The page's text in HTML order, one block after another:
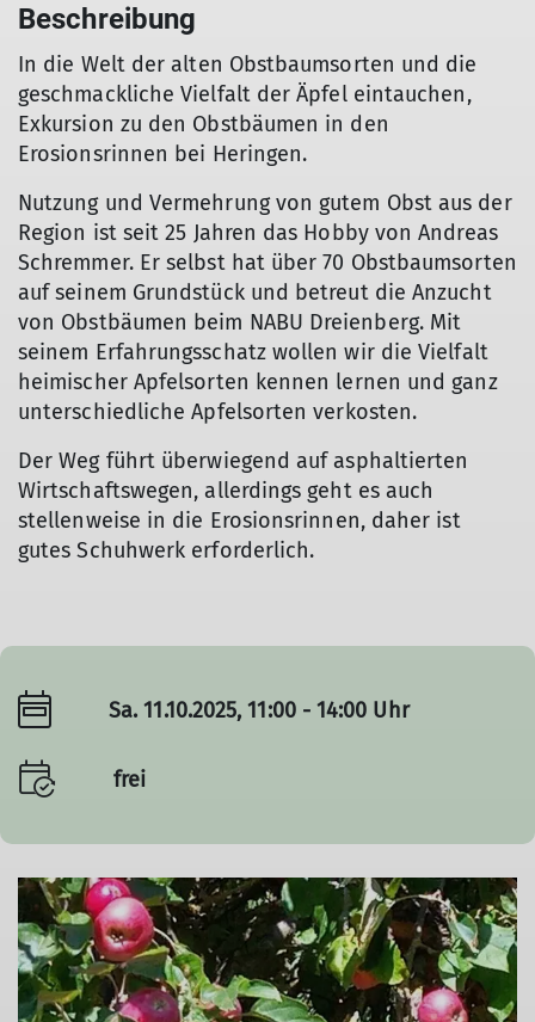
Beschreibung
In die Welt der alten Obstbaumsorten und die
geschmackliche Vielfalt der Äpfel eintauchen,
Exkursion zu den Obstbäumen in den
Erosionsrinnen bei Heringen.
Nutzung und Vermehrung von gutem Obst aus der
Region ist seit 25 Jahren das Hobby von Andreas
Schremmer. Er selbst hat über 70 Obstbaumsorten
auf seinem Grundstück und betreut die Anzucht
von Obstbäumen beim NABU Dreienberg. Mit
seinem Erfahrungsschatz wollen wir die Vielfalt
heimischer Apfelsorten kennen lernen und ganz
unterschiedliche Apfelsorten verkosten.
Der Weg führt überwiegend auf asphaltierten
Wirtschaftswegen, allerdings geht es auch
stellenweise in die Erosionsrinnen, daher ist
gutes Schuhwerk erforderlich.
Sa. 11.10.2025, 11:00 - 14:00 Uhr
frei